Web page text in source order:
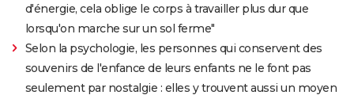
d'énergie, cela oblige le corps à travailler plus dur que
lorsqu'on marche sur un sol ferme"
Selon la psychologie, les personnes qui conservent des
souvenirs de l'enfance de leurs enfants ne le font pas
seulement par nostalgie : elles y trouvent aussi un moyen